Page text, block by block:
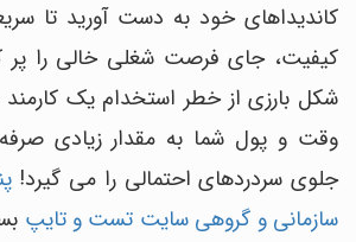
کاندیداهای خود به دست آورید تا
کیفیت، جای فرصت شغلی خالی را پر
شکل بارزی از خطر استخدام یک
وقت و پول شما به مقدار زیادی
جلوی سردردهای احتمالی را می گیرد!
سازمانی و گروهی سایت تست و تایپ